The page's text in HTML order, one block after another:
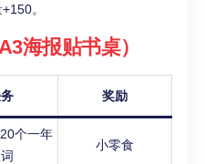
。
海报贴书桌）
奖励
个一年
小零食